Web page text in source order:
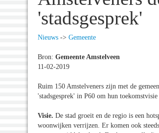
'stadsgesprek'
Nieuws -> Gemeente
Bron: Gemeente Amstelveen
11-02-2019
Ruim 150 Amstelveners zijn met de
'stadsgesprek' in P60 om hun
Visie. De stad groeit en de regio is een
woonwijken verrijzen. Er komen ook